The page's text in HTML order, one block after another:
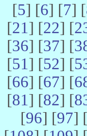
[5] [6] [7] [
[21] [22] [
[36] [37] [
[51] [52] [
[66] [67] [
[81] [82] [
[96] [97] [